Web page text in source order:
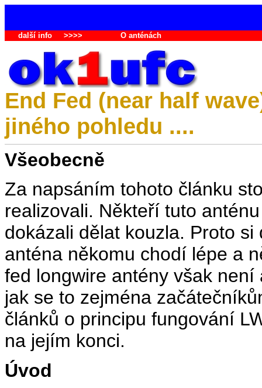
další info>>>> O anténách
End Fed (near half
jiného pohledu ....
Všeobecně
Za napsáním tohoto článku
realizovali. Někteří tuto
dokázali dělat kouzla. Proto
anténa někomu chodí lépe a
fed longwire antény však
jak se to zejména
článků o principu fungování
na jejím konci.
Úvod